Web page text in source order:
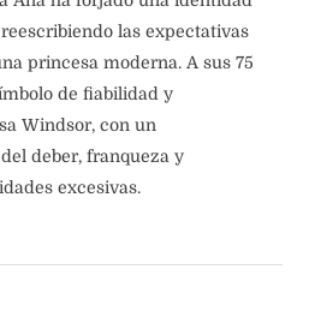
las expectativas
princesa moderna. A sus 75
de fiabilidad y
Windsor, con un
deber, franqueza y
excesivas.